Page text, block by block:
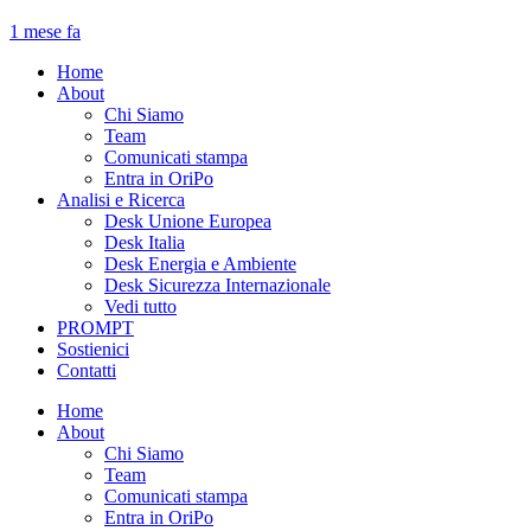
1 mese fa
Home
About
Chi Siamo
Team
Comunicati stampa
Entra in OriPo
Analisi e Ricerca
Desk Unione Europea
Desk Italia
Desk Energia e Ambiente
Desk Sicurezza Internazionale
Vedi tutto
PROMPT
Sostienici
Contatti
Home
About
Chi Siamo
Team
Comunicati stampa
Entra in OriPo